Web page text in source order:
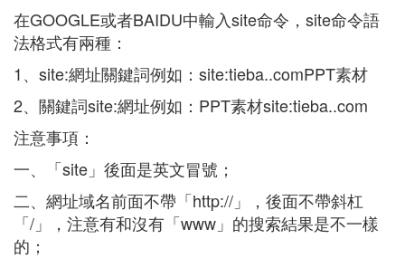
在GOOGLE或者BAIDU中輸入site命令，site命令語
法格式有兩種：
1、site:網址關鍵詞例如：site:tieba..comPPT素材
2、關鍵詞site:網址例如：PPT素材site:tieba..com
注意事項：
一、「site」後面是英文冒號；
二、網址域名前面不帶「http://」，後面不帶斜杠
「/」，注意有和沒有「www」的搜索結果是不一樣
的；